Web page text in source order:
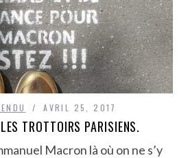
AVRIL 25, 2017
TROTTOIRS PARISIENS.
Macron là où on ne s’y